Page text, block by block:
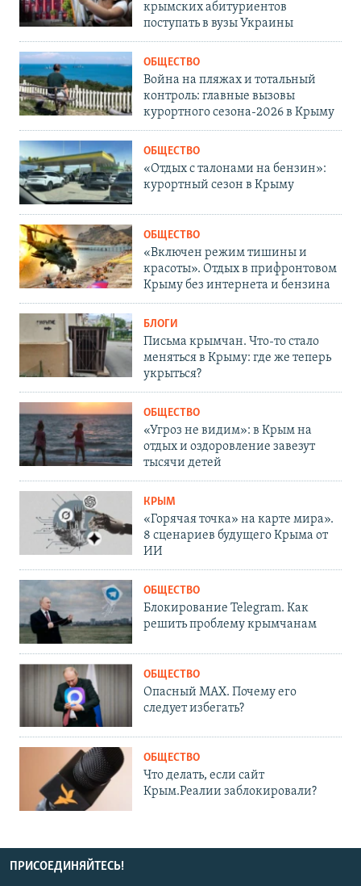
крымских абитуриентов
поступать в вузы Украины
ОБЩЕСТВО
Война на пляжах и тотальный
контроль: главные вызовы
курортного сезона-2026 в Крыму
ОБЩЕСТВО
«Отдых с талонами на бензин»:
курортный сезон в Крыму
ОБЩЕСТВО
«Включен режим тишины и
красоты». Отдых в прифронтовом
Крыму без интернета и бензина
БЛОГИ
Письма крымчан. Что-то стало
меняться в Крыму: где же теперь
укрыться?
ОБЩЕСТВО
«Угроз не видим»: в Крым на
отдых и оздоровление завезут
тысячи детей
КРЫМ
«Горячая точка» на карте мира».
8 сценариев будущего Крыма от
ИИ
ОБЩЕСТВО
Блокирование Telegram. Как
решить проблему крымчанам
ОБЩЕСТВО
Опасный MAX. Почему его
следует избегать?
ОБЩЕСТВО
Что делать, если сайт
Крым.Реалии заблокировали?
ПРИСОЕДИНЯЙТЕСЬ!